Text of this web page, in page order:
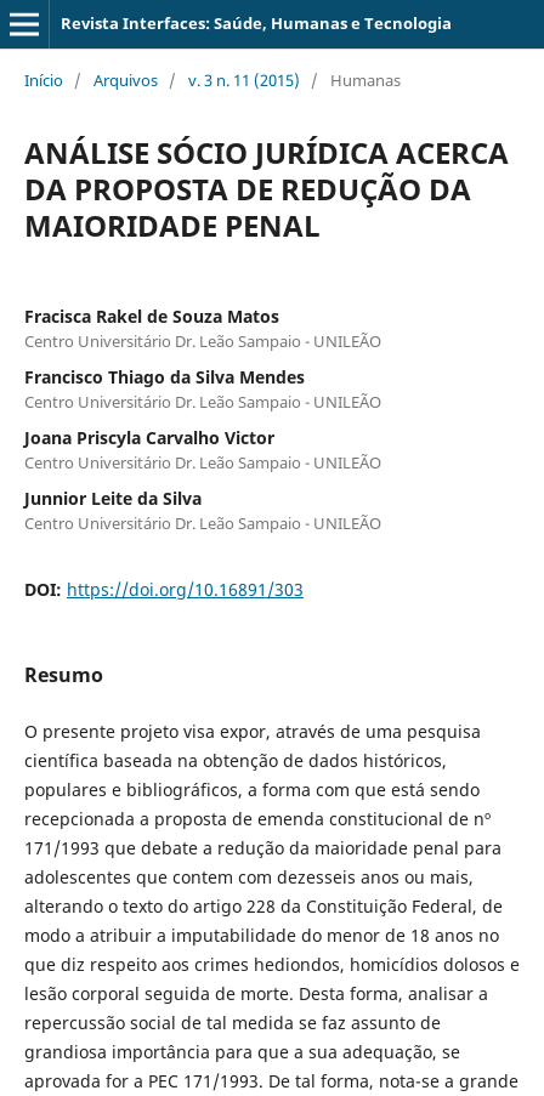
Revista Interfaces: Saúde, Humanas e Tecnologia
Início / Arquivos / v. 3 n. 11 (2015) / Humanas
ANÁLISE SÓCIO JURÍDICA ACERCA
DA PROPOSTA DE REDUÇÃO DA
MAIORIDADE PENAL
Fracisca Rakel de Souza Matos
Centro Universitário Dr. Leão Sampaio - UNILEÃO
Francisco Thiago da Silva Mendes
Centro Universitário Dr. Leão Sampaio - UNILEÃO
Joana Priscyla Carvalho Victor
Centro Universitário Dr. Leão Sampaio - UNILEÃO
Junnior Leite da Silva
Centro Universitário Dr. Leão Sampaio - UNILEÃO
DOI: https://doi.org/10.16891/303
Resumo
O presente projeto visa expor, através de uma pesquisa
científica baseada na obtenção de dados históricos,
populares e bibliográficos, a forma com que está sendo
recepcionada a proposta de emenda constitucional de nº
171/1993 que debate a redução da maioridade penal para
adolescentes que contem com dezesseis anos ou mais,
alterando o texto do artigo 228 da Constituição Federal, de
modo a atribuir a imputabilidade do menor de 18 anos no
que diz respeito aos crimes hediondos, homicídios dolosos e
lesão corporal seguida de morte. Desta forma, analisar a
repercussão social de tal medida se faz assunto de
grandiosa importância para que a sua adequação, se
aprovada for a PEC 171/1993. De tal forma, nota-se a grande